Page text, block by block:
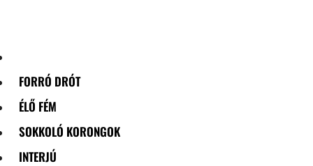
FORRÓ DRÓT
ÉLŐ FÉM
SOKKOLÓ KORONGOK
INTERJÚ